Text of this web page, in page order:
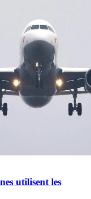
utilisent les